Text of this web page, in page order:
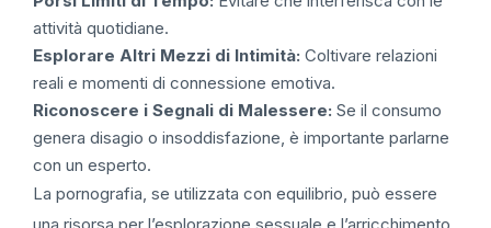
attività quotidiane.
Esplorare Altri Mezzi di Intimità: Coltivare relazioni
reali e momenti di connessione emotiva.
Riconoscere i Segnali di Malessere: Se il consumo
genera disagio o insoddisfazione, è importante parlarne
con un esperto.
La pornografia, se utilizzata con equilibrio, può essere